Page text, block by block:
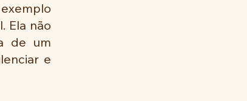
Ela não
de um
e